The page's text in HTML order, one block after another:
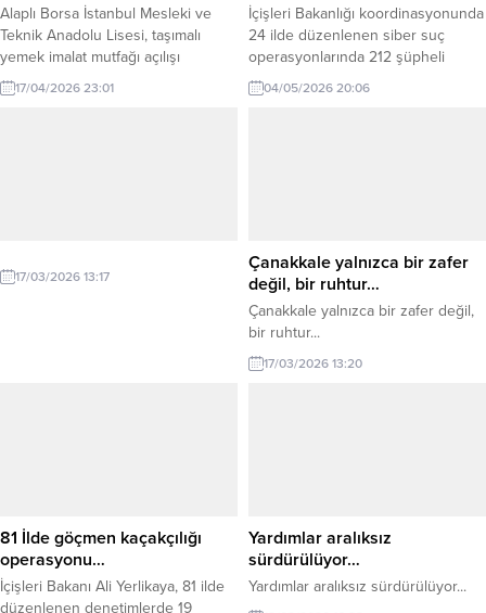
Alaplı Borsa İstanbul Mesleki ve
Teknik Anadolu Lisesi, taşımalı
yemek imalat mutfağı açılışı
gerçekleştirdi. 10 bin kişilik üretim
kapasiteli mutfak, Alaplı’da taşımalı
17/04/2026 23:01
İçişleri Bakanlığı koordinasyonunda
24 ilde düzenlenen siber suç
operasyonlarında 212 şüpheli
yakalandı. Şüphelilerden 127’si
tutuklanırken, çok sayıda suç ağı
ve Cumhuriyet Başsavcılıklarının
koordinasyonunda gerçekleştirilen
operasyonlarda...
04/05/2026 20:06
17/03/2026 13:17
Çanakkale yalnızca bir zafer
değil, bir ruhtur…
Çanakkale yalnızca bir zafer değil,
bir ruhtur...
17/03/2026 13:20
81 İlde göçmen kaçakçılığı
operasyonu…
İçişleri Bakanı Ali Yerlikaya, 81 ilde
düzenlenen denetimlerde 19
Yardımlar aralıksız
sürdürülüyor…
Yardımlar aralıksız sürdürülüyor...